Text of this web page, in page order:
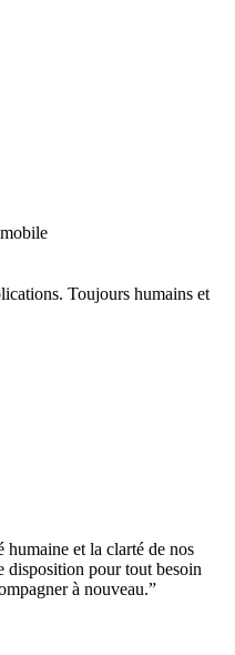
Toujours humains et
et la clarté de nos
disposition pour tout besoin
à nouveau.”